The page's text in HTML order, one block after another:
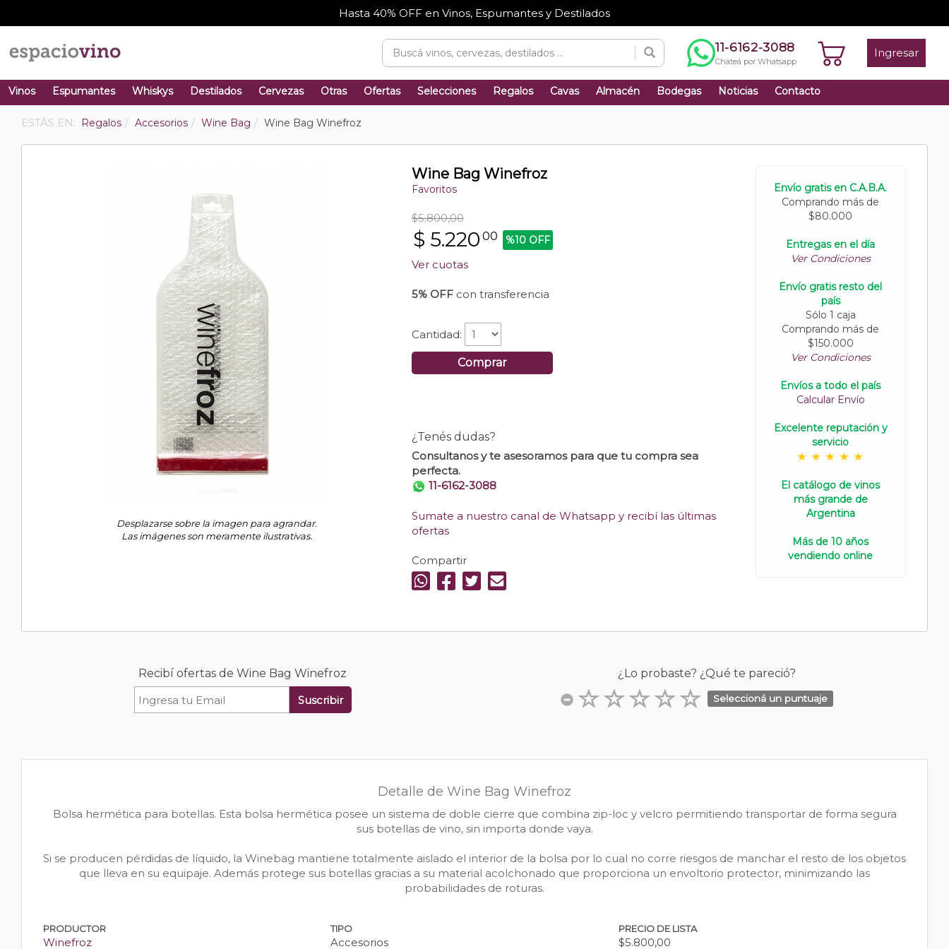
Hasta 40% OFF en Vinos, Espumantes y Destilados
11-6162-3088
Chateá por Whatsapp
Ingresar
Vinos Espumantes Whiskys Destilados Cervezas Otras Ofertas Selecciones Regalos Cavas Almacén Bodegas Noticias Contacto
ESTÁS EN: Regalos Accesorios Wine Bag Wine Bag Winefroz
Desplazarse sobre la imagen para agrandar.
Las imágenes son meramente ilustrativas.
Wine Bag Winefroz
Favoritos
$5.800,00
$ 5.220 00 %10 OFF
Ver cuotas
5% OFFcon transferencia
Cantidad:
Comprar
¿Tenés dudas?
Consultanos y te asesoramos para que tu compra sea
perfecta.
11-6162-3088
Sumate a nuestro canal de Whatsapp y recibí las últimas
ofertas
Compartir
Envío gratis en C.A.B.A.
Comprando más de
$80.000
Entregas en el día
Ver Condiciones
Envío gratis resto del
país
Sólo 1 caja
Comprando más de
$150.000
Ver Condiciones
Envíos a todo el país
Calcular Envío
Excelente reputación y
servicio
El catálogo de vinos
más grande de
Argentina
Más de 10 años
vendiendo online
Recibí ofertas de Wine Bag Winefroz
Suscribir
¿Lo probaste? ¿Qué te pareció?
Seleccioná un puntuaje
Detalle de Wine Bag Winefroz
Bolsa hermética para botellas. Esta bolsa hermética posee un sistema de doble cierre que combina zip-loc y velcro permitiendo transportar de forma segura
sus botellas de vino, sin importa donde vaya.
Si se producen pérdidas de líquido, la Winebag mantiene totalmente aislado el interior de la bolsa por lo cual no corre riesgos de manchar el resto de los objetos
que lleva en su equipaje. Además protege sus botellas gracias a su material acolchonado que proporciona un envoltorio protector, minimizando las
probabilidades de roturas.
PRODUCTOR
Winefroz
TIPO
Accesorios
PRECIO DE LISTA
$5.800,00